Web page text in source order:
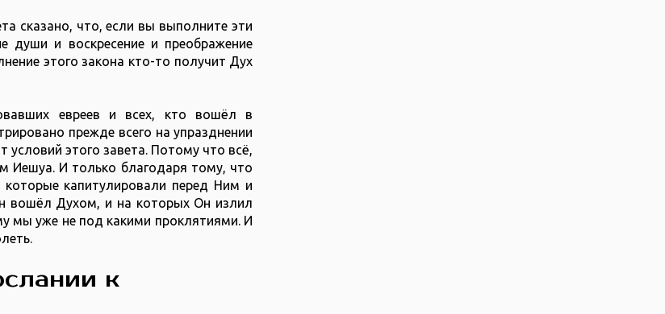
сказано, что, если вы выполните эти
души и воскресение и преображение
этого закона кто-то получит Дух
евреев и всех, кто вошёл в
прежде всего на упразднении
условий этого завета. Потому что всё,
Иешуа. И только благодаря тому, что
капитулировали перед Ним и
вошёл Духом, и на которых Он излил
мы уже не под какими проклятиями. И
к